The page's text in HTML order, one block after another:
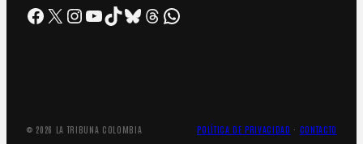
Facebook X InstagramYouTube TikTok Bluesky Threads WhatsApp
© 2026 LA TRIBUNA COLOMBIA POLÍTICA DE PRIVACIDAD · CONTACTO